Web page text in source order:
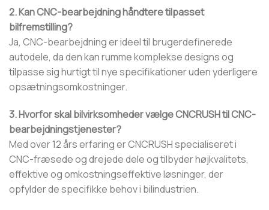
2. Kan CNC-bearbejdning håndtere tilpasset
bilfremstilling?
Ja, CNC-bearbejdning er ideel til brugerdefinerede
autodele, da den kan rumme komplekse designs og
tilpasse sig hurtigt til nye specifikationer uden yderligere
opsætningsomkostninger.
3. Hvorfor skal bilvirksomheder vælge CNCRUSH til CNC-
bearbejdningstjenester?
Med over 12 års erfaring er CNCRUSH specialiseret i
CNC-fræsede og drejede dele og tilbyder højkvalitets,
effektive og omkostningseffektive løsninger, der
opfylder de specifikke behov i bilindustrien.